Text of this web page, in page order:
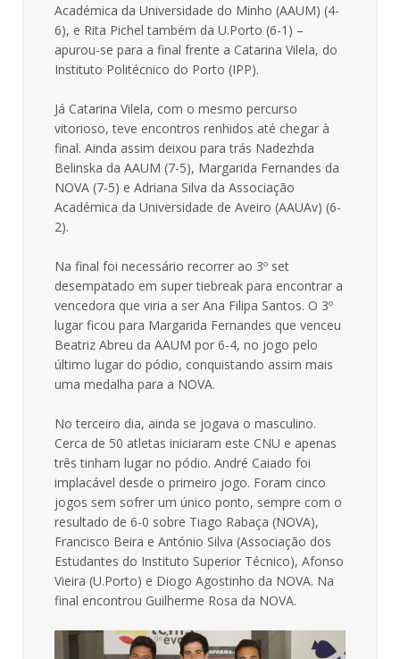
Académica da Universidade do Minho (AAUM) (4-
6), e Rita Pichel também da U.Porto (6-1) –
apurou-se para a final frente a Catarina Vilela, do
Instituto Politécnico do Porto (IPP).
Já Catarina Vilela, com o mesmo percurso
vitorioso, teve encontros renhidos até chegar à
final. Ainda assim deixou para trás Nadezhda
Belinska da AAUM (7-5), Margarida Fernandes da
NOVA (7-5) e Adriana Silva da Associação
Académica da Universidade de Aveiro (AAUAv) (6-
2).
Na final foi necessário recorrer ao 3º set
desempatado em super tiebreak para encontrar a
vencedora que viria a ser Ana Filipa Santos. O 3º
lugar ficou para Margarida Fernandes que venceu
Beatriz Abreu da AAUM por 6-4, no jogo pelo
último lugar do pódio, conquistando assim mais
uma medalha para a NOVA.
No terceiro dia, ainda se jogava o masculino.
Cerca de 50 atletas iniciaram este CNU e apenas
três tinham lugar no pódio. André Caiado foi
implacável desde o primeiro jogo. Foram cinco
jogos sem sofrer um único ponto, sempre com o
resultado de 6-0 sobre Tiago Rabaça (NOVA),
Francisco Beira e António Silva (Associação dos
Estudantes do Instituto Superior Técnico), Afonso
Vieira (U.Porto) e Diogo Agostinho da NOVA. Na
final encontrou Guilherme Rosa da NOVA.